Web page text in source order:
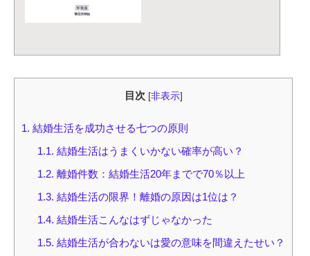
目次 [非表示]
1. 結婚生活を成功させる七つの原則
1.1. 結婚生活はうまくいかない確率が高い？
1.2. 離婚件数：結婚生活20年までで70％以上
1.3. 結婚生活の限界！離婚の原因は1位は？
1.4. 結婚生活こんなはずじゃなかった
1.5. 結婚生活が合わないは愛の意味を間違えたせい？